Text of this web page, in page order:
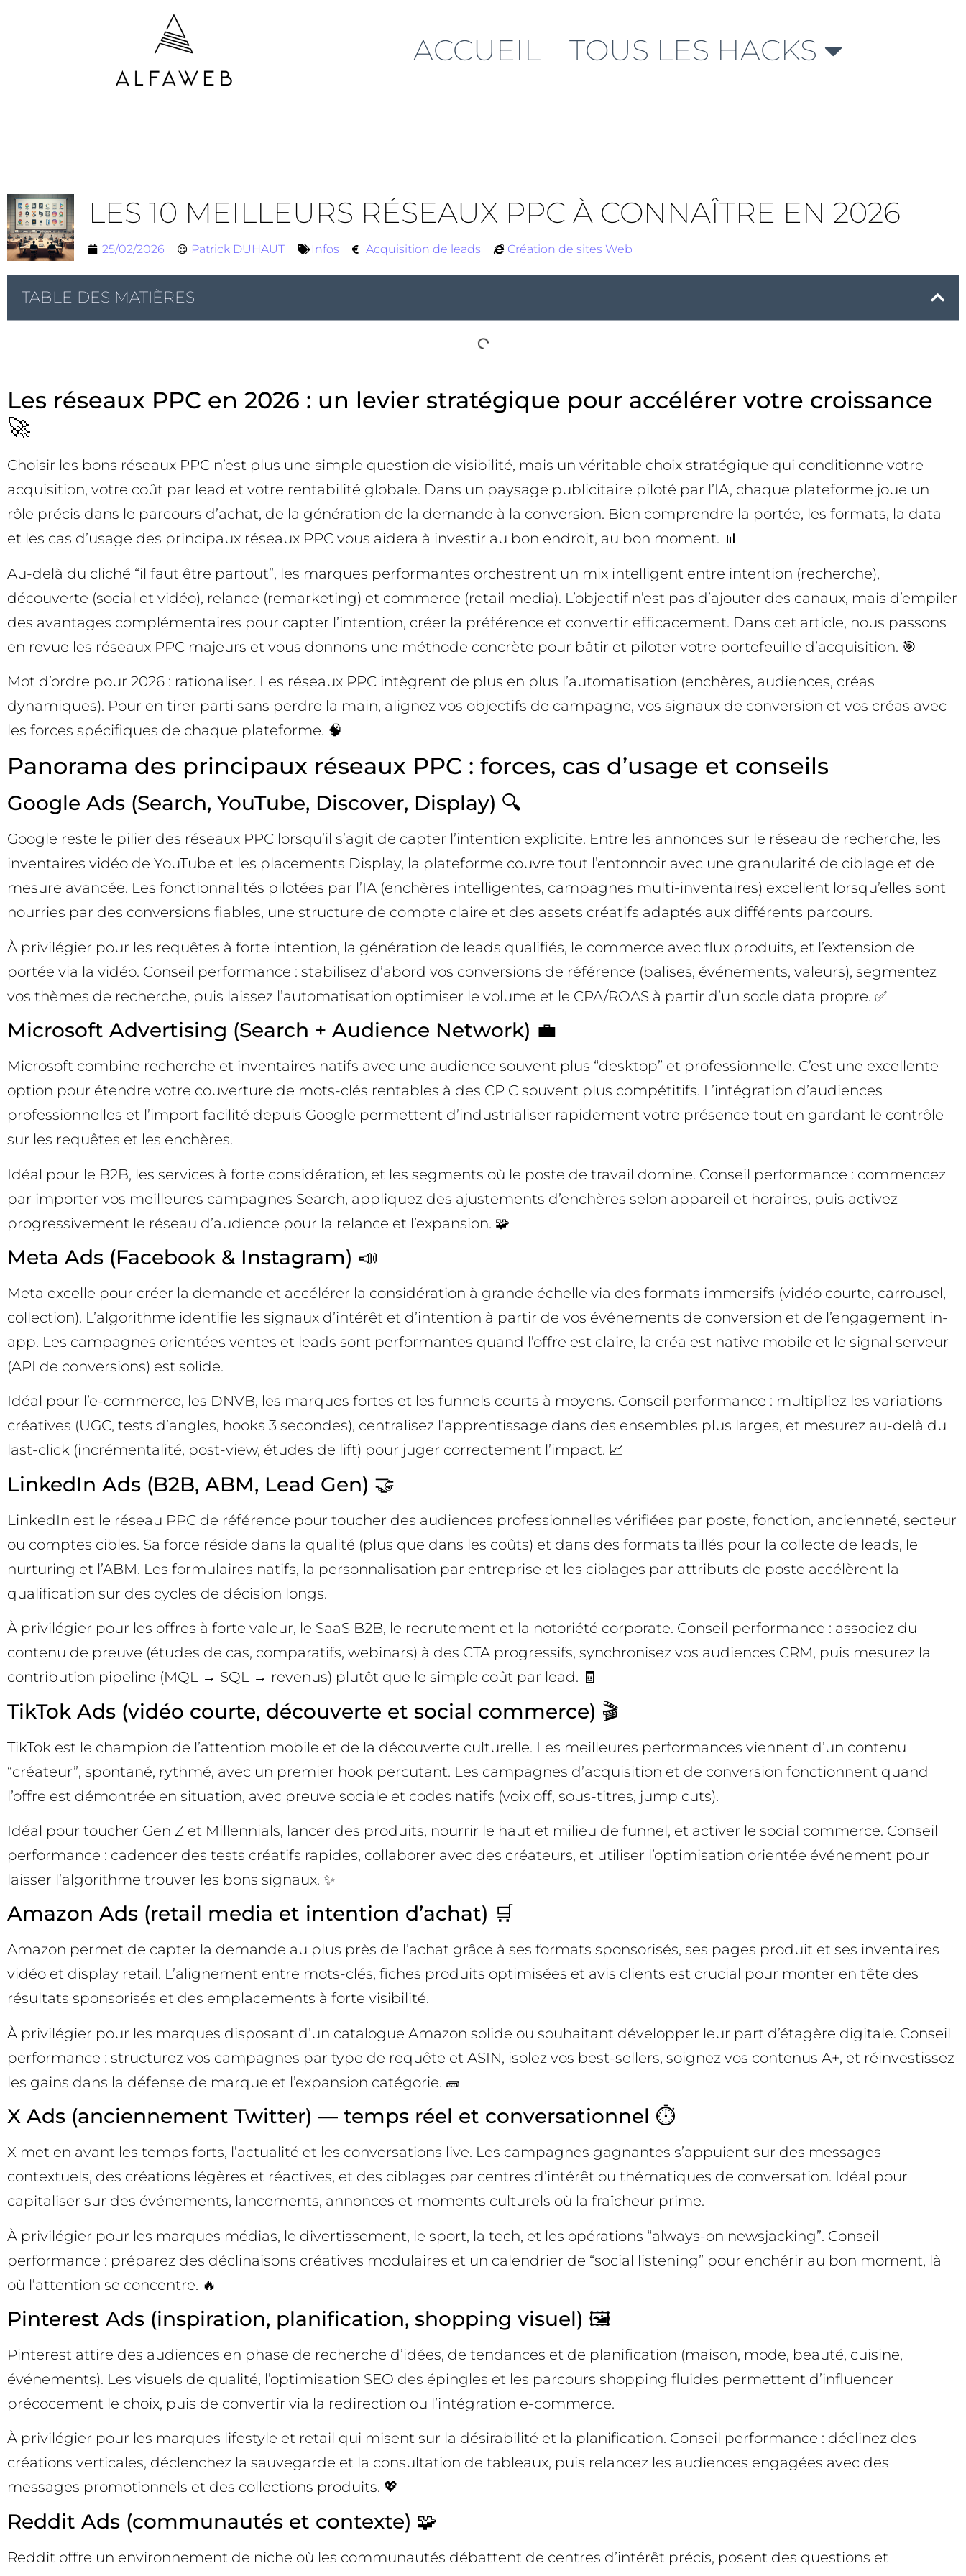
ACCUEIL TOUS LES HACKS
LES 10 MEILLEURS RÉSEAUX PPC À CONNAÎTRE EN 2026
25/02/2026 Patrick DUHAUT Infos Acquisition de leads Création de sites Web
TABLE DES MATIÈRES
Les réseaux PPC en 2026 : un levier stratégique pour accélérer votre croissance
🚀
Choisir les bons réseaux PPC n’est plus une simple question de visibilité, mais un véritable choix stratégique qui conditionne votre
acquisition, votre coût par lead et votre rentabilité globale. Dans un paysage publicitaire piloté par l’IA, chaque plateforme joue un
rôle précis dans le parcours d’achat, de la génération de la demande à la conversion. Bien comprendre la portée, les formats, la data
et les cas d’usage des principaux réseaux PPC vous aidera à investir au bon endroit, au bon moment. 📊
Au-delà du cliché “il faut être partout”, les marques performantes orchestrent un mix intelligent entre intention (recherche),
découverte (social et vidéo), relance (remarketing) et commerce (retail media). L’objectif n’est pas d’ajouter des canaux, mais d’empiler
des avantages complémentaires pour capter l’intention, créer la préférence et convertir efficacement. Dans cet article, nous passons
en revue les réseaux PPC majeurs et vous donnons une méthode concrète pour bâtir et piloter votre portefeuille d’acquisition. 🎯
Mot d’ordre pour 2026 : rationaliser. Les réseaux PPC intègrent de plus en plus l’automatisation (enchères, audiences, créas
dynamiques). Pour en tirer parti sans perdre la main, alignez vos objectifs de campagne, vos signaux de conversion et vos créas avec
les forces spécifiques de chaque plateforme. 🧠
Panorama des principaux réseaux PPC : forces, cas d’usage et conseils
Google Ads (Search, YouTube, Discover, Display) 🔍
Google reste le pilier des réseaux PPC lorsqu’il s’agit de capter l’intention explicite. Entre les annonces sur le réseau de recherche, les
inventaires vidéo de YouTube et les placements Display, la plateforme couvre tout l’entonnoir avec une granularité de ciblage et de
mesure avancée. Les fonctionnalités pilotées par l’IA (enchères intelligentes, campagnes multi-inventaires) excellent lorsqu’elles sont
nourries par des conversions fiables, une structure de compte claire et des assets créatifs adaptés aux différents parcours.
À privilégier pour les requêtes à forte intention, la génération de leads qualifiés, le commerce avec flux produits, et l’extension de
portée via la vidéo. Conseil performance : stabilisez d’abord vos conversions de référence (balises, événements, valeurs), segmentez
vos thèmes de recherche, puis laissez l’automatisation optimiser le volume et le CPA/ROAS à partir d’un socle data propre. ✅
Microsoft Advertising (Search + Audience Network) 💼
Microsoft combine recherche et inventaires natifs avec une audience souvent plus “desktop” et professionnelle. C’est une excellente
option pour étendre votre couverture de mots-clés rentables à des CP C souvent plus compétitifs. L’intégration d’audiences
professionnelles et l’import facilité depuis Google permettent d’industrialiser rapidement votre présence tout en gardant le contrôle
sur les requêtes et les enchères.
Idéal pour le B2B, les services à forte considération, et les segments où le poste de travail domine. Conseil performance : commencez
par importer vos meilleures campagnes Search, appliquez des ajustements d’enchères selon appareil et horaires, puis activez
progressivement le réseau d’audience pour la relance et l’expansion. 🧩
Meta Ads (Facebook & Instagram) 📣
Meta excelle pour créer la demande et accélérer la considération à grande échelle via des formats immersifs (vidéo courte, carrousel,
collection). L’algorithme identifie les signaux d’intérêt et d’intention à partir de vos événements de conversion et de l’engagement in-
app. Les campagnes orientées ventes et leads sont performantes quand l’offre est claire, la créa est native mobile et le signal serveur
(API de conversions) est solide.
Idéal pour l’e-commerce, les DNVB, les marques fortes et les funnels courts à moyens. Conseil performance : multipliez les variations
créatives (UGC, tests d’angles, hooks 3 secondes), centralisez l’apprentissage dans des ensembles plus larges, et mesurez au-delà du
last-click (incrémentalité, post-view, études de lift) pour juger correctement l’impact. 📈
LinkedIn Ads (B2B, ABM, Lead Gen) 🤝
LinkedIn est le réseau PPC de référence pour toucher des audiences professionnelles vérifiées par poste, fonction, ancienneté, secteur
ou comptes cibles. Sa force réside dans la qualité (plus que dans les coûts) et dans des formats taillés pour la collecte de leads, le
nurturing et l’ABM. Les formulaires natifs, la personnalisation par entreprise et les ciblages par attributs de poste accélèrent la
qualification sur des cycles de décision longs.
À privilégier pour les offres à forte valeur, le SaaS B2B, le recrutement et la notoriété corporate. Conseil performance : associez du
contenu de preuve (études de cas, comparatifs, webinars) à des CTA progressifs, synchronisez vos audiences CRM, puis mesurez la
contribution pipeline (MQL → SQL → revenus) plutôt que le simple coût par lead. 🧾
TikTok Ads (vidéo courte, découverte et social commerce) 🎬
TikTok est le champion de l’attention mobile et de la découverte culturelle. Les meilleures performances viennent d’un contenu
“créateur”, spontané, rythmé, avec un premier hook percutant. Les campagnes d’acquisition et de conversion fonctionnent quand
l’offre est démontrée en situation, avec preuve sociale et codes natifs (voix off, sous-titres, jump cuts).
Idéal pour toucher Gen Z et Millennials, lancer des produits, nourrir le haut et milieu de funnel, et activer le social commerce. Conseil
performance : cadencer des tests créatifs rapides, collaborer avec des créateurs, et utiliser l’optimisation orientée événement pour
laisser l’algorithme trouver les bons signaux. ✨
Amazon Ads (retail media et intention d’achat) 🛒
Amazon permet de capter la demande au plus près de l’achat grâce à ses formats sponsorisés, ses pages produit et ses inventaires
vidéo et display retail. L’alignement entre mots-clés, fiches produits optimisées et avis clients est crucial pour monter en tête des
résultats sponsorisés et des emplacements à forte visibilité.
À privilégier pour les marques disposant d’un catalogue Amazon solide ou souhaitant développer leur part d’étagère digitale. Conseil
performance : structurez vos campagnes par type de requête et ASIN, isolez vos best-sellers, soignez vos contenus A+, et réinvestissez
les gains dans la défense de marque et l’expansion catégorie. 🧱
X Ads (anciennement Twitter) — temps réel et conversationnel ⏱️
X met en avant les temps forts, l’actualité et les conversations live. Les campagnes gagnantes s’appuient sur des messages
contextuels, des créations légères et réactives, et des ciblages par centres d’intérêt ou thématiques de conversation. Idéal pour
capitaliser sur des événements, lancements, annonces et moments culturels où la fraîcheur prime.
À privilégier pour les marques médias, le divertissement, le sport, la tech, et les opérations “always-on newsjacking”. Conseil
performance : préparez des déclinaisons créatives modulaires et un calendrier de “social listening” pour enchérir au bon moment, là
où l’attention se concentre. 🔥
Pinterest Ads (inspiration, planification, shopping visuel) 🖼️
Pinterest attire des audiences en phase de recherche d’idées, de tendances et de planification (maison, mode, beauté, cuisine,
événements). Les visuels de qualité, l’optimisation SEO des épingles et les parcours shopping fluides permettent d’influencer
précocement le choix, puis de convertir via la redirection ou l’intégration e-commerce.
À privilégier pour les marques lifestyle et retail qui misent sur la désirabilité et la planification. Conseil performance : déclinez des
créations verticales, déclenchez la sauvegarde et la consultation de tableaux, puis relancez les audiences engagées avec des
messages promotionnels et des collections produits. 💖
Reddit Ads (communautés et contexte) 🧩
Reddit offre un environnement de niche où les communautés débattent de centres d’intérêt précis, posent des questions et